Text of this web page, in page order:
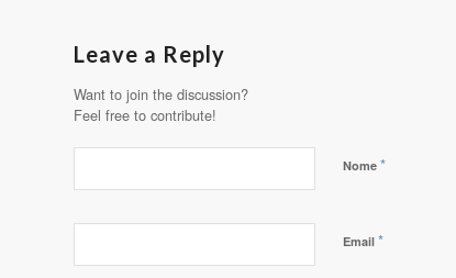
Leave a Reply
Want to join the discussion?
Feel free to contribute!
Nome *
Email *